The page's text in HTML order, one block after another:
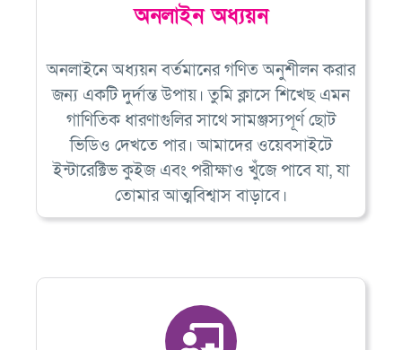
অনলাইন অধ্যয়ন
অনলাইনে অধ্যয়ন বর্তমানের গণিত অনুশীলন করার
জন্য একটি দুর্দান্ত উপায়। তুমি ক্লাসে শিখেছ এমন
গাণিতিক ধারণাগুলির সাথে সামঞ্জস্যপূর্ণ ছোট
ভিডিও দেখতে পার। আমাদের ওয়েবসাইটে
ইন্টারেক্টিভ কুইজ এবং পরীক্ষাও খুঁজে পাবে যা, যা
তোমার আত্মবিশ্বাস বাড়াবে।